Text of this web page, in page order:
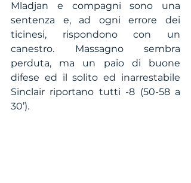
Mladjan e compagni sono una
sentenza e, ad ogni errore dei
ticinesi, rispondono con un
canestro. Massagno sembra
perduta, ma un paio di buone
difese ed il solito ed inarrestabile
Sinclair riportano tutti -8 (50-58 a
30’).